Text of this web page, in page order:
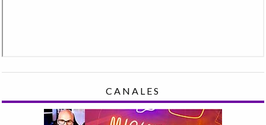
CANALES